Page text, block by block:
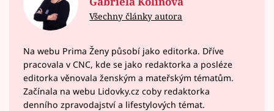
Všechny články autora
Na webu Prima Ženy působí jako editorka. Dříve
pracovala v CNC, kde se jako redaktorka a posléze
editorka věnovala ženským a mateřským tématům.
Začínala na webu Lidovky.cz coby redaktorka
denního zpravodajství a lifestylových témat.